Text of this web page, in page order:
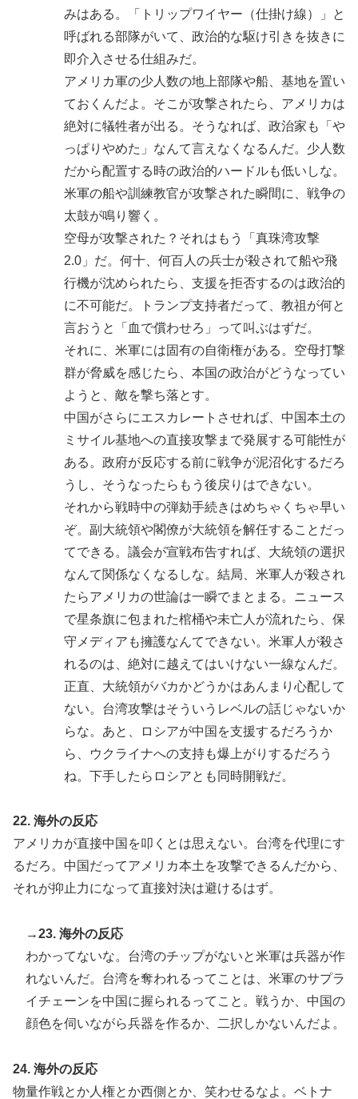
みはある。「トリップワイヤー（仕掛け線）」と
呼ばれる部隊がいて、政治的な駆け引きを抜きに
即介入させる仕組みだ。
アメリカ軍の少人数の地上部隊や船、基地を置い
ておくんだよ。そこが攻撃されたら、アメリカは
絶対に犠牲者が出る。そうなれば、政治家も「や
っぱりやめた」なんて言えなくなるんだ。少人数
だから配置する時の政治的ハードルも低いしな。
米軍の船や訓練教官が攻撃された瞬間に、戦争の
太鼓が鳴り響く。
空母が攻撃された？それはもう「真珠湾攻撃
2.0」だ。何十、何百人の兵士が殺されて船や飛
行機が沈められたら、支援を拒否するのは政治的
に不可能だ。トランプ支持者だって、教祖が何と
言おうと「血で償わせろ」って叫ぶはずだ。
それに、米軍には固有の自衛権がある。空母打撃
群が脅威を感じたら、本国の政治がどうなってい
ようと、敵を撃ち落とす。
中国がさらにエスカレートさせれば、中国本土の
ミサイル基地への直接攻撃まで発展する可能性が
ある。政府が反応する前に戦争が泥沼化するだろ
うし、そうなったらもう後戻りはできない。
それから戦時中の弾劾手続きはめちゃくちゃ早い
ぞ。副大統領や閣僚が大統領を解任することだっ
てできる。議会が宣戦布告すれば、大統領の選択
なんて関係なくなるしな。結局、米軍人が殺され
たらアメリカの世論は一瞬でまとまる。ニュース
で星条旗に包まれた棺桶や未亡人が流れたら、保
守メディアも擁護なんてできない。米軍人が殺さ
れるのは、絶対に越えてはいけない一線なんだ。
正直、大統領がバカかどうかはあんまり心配して
ない。台湾攻撃はそういうレベルの話じゃないか
らな。あと、ロシアが中国を支援するだろうか
ら、ウクライナへの支持も爆上がりするだろう
ね。下手したらロシアとも同時開戦だ。
22. 海外の反応
アメリカが直接中国を叩くとは思えない。台湾を代理にす
るだろ。中国だってアメリカ本土を攻撃できるんだから、
それが抑止力になって直接対決は避けるはず。
→23. 海外の反応
わかってないな。台湾のチップがないと米軍は兵器が作
れないんだ。台湾を奪われるってことは、米軍のサプラ
イチェーンを中国に握られるってこと。戦うか、中国の
顔色を伺いながら兵器を作るか、二択しかないんだよ。
24. 海外の反応
物量作戦とか人権とか西側とか、笑わせるなよ。ベトナ